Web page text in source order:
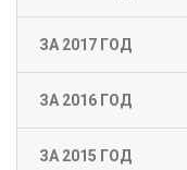
ЗА 2017 ГОД
ЗА 2016 ГОД
ЗА 2015 ГОД